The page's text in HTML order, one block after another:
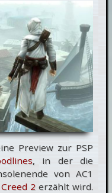
Preview zur PSP
, in der die
von AC1
2 erzählt wird.